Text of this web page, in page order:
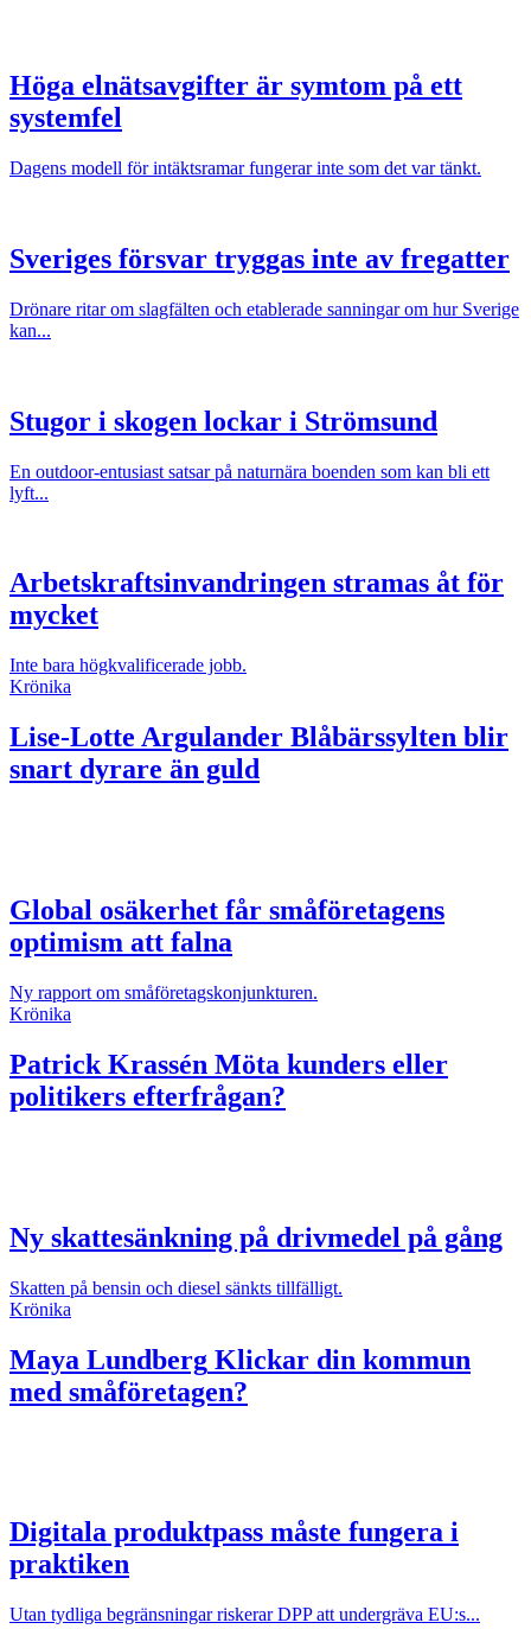
Höga elnätsavgifter är symtom på ett
systemfel
Dagens modell för intäktsramar fungerar inte som det var tänkt.
Sveriges försvar tryggas inte av fregatter
Drönare ritar om slagfälten och etablerade sanningar om hur Sverige
kan...
Stugor i skogen lockar i Strömsund
En outdoor-entusiast satsar på naturnära boenden som kan bli ett
lyft...
Arbetskraftsinvandringen stramas åt för
mycket
Inte bara högkvalificerade jobb.
Krönika
Lise-Lotte Argulander Blåbärssylten blir
snart dyrare än guld
Global osäkerhet får småföretagens
optimism att falna
Ny rapport om småföretagskonjunkturen.
Krönika
Patrick Krassén Möta kunders eller
politikers efterfrågan?
Ny skattesänkning på drivmedel på gång
Skatten på bensin och diesel sänkts tillfälligt.
Krönika
Maya Lundberg Klickar din kommun
med småföretagen?
Digitala produktpass måste fungera i
praktiken
Utan tydliga begränsningar riskerar DPP att undergräva EU:s...